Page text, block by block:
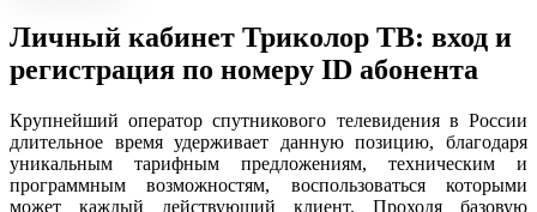
Личный кабинет Триколор ТВ: вход и
регистрация по номеру ID абонента
Крупнейший оператор спутникового телевидения в России
длительное время удерживает данную позицию, благодаря
уникальным тарифным предложениям, техническим и
программным возможностям, воспользоваться которыми
может каждый действующий клиент. Проходя базовую